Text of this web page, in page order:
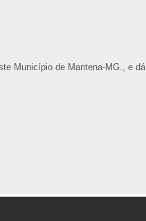
Município de Mantena-MG., e dá